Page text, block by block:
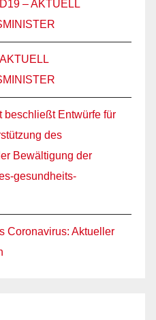
– AKTUELL
beschließt Entwürfe für
des
Bewältigung der
gesundheits-
Coronavirus: Aktueller